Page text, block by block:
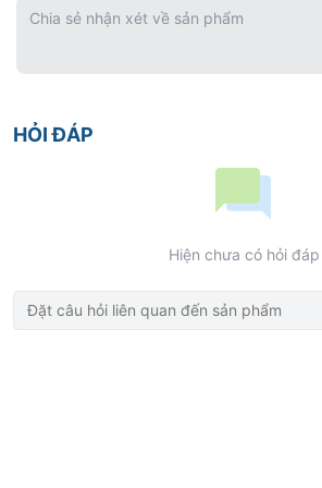
Chuẩn kết nối motor ISO 3964
tay khoan RC-E spray kit
Chia sẻ nhận xét về sản phẩm
HỎI ĐÁP
Hiện chưa có hỏi đáp